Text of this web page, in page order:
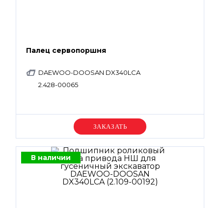
Палец сервопоршня
DAEWOO-DOOSAN DX340LCA
2.428-00065
Уточняйте цену
В наличии